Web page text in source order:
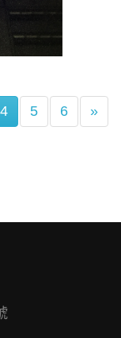
4(current)
5 6 »